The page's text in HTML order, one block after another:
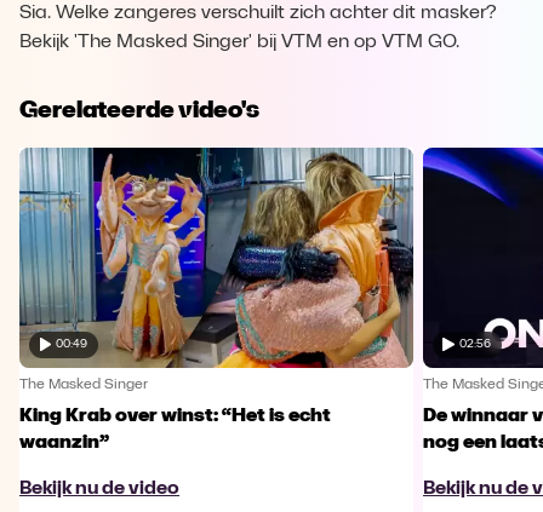
Sia. Welke zangeres verschuilt zich achter dit masker?
Bekijk 'The Masked Singer' bij VTM en op VTM GO.
Gerelateerde video's
00:49
The Masked Singer
King Krab over winst: “Het is echt
waanzin”
Bekijk nu de video
02:56
The Masked
De winnaar
nog een
Bekijk nu de